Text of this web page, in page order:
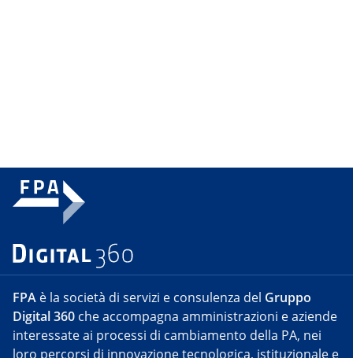
FPA è la società di servizi e consulenza del Gruppo
Digital 360 che accompagna amministrazioni e aziende
interessate ai processi di cambiamento della PA, nei
loro percorsi di innovazione tecnologica, istituzionale e